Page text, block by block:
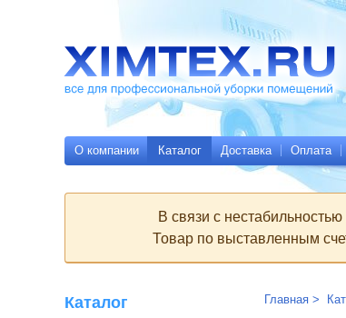
Ximtex.ru
уборки
помещений
О компании Каталог Доставка Оплата
В связи с
Товар по выставленным
Каталог Главная